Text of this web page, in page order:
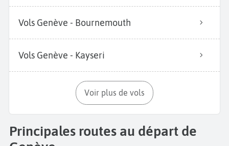
Vols Genève - Bournemouth
Vols Genève - Kayseri
Voir plus de vols
Principales routes au départ de